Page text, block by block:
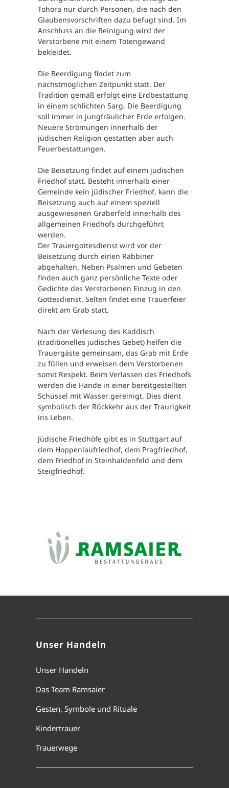
Tohora nur durch Personen, die nach den
Glaubensvorschriften dazu befugt sind. Im
Anschluss an die Reinigung wird der
Verstorbene mit einem Totengewand
bekleidet.
Die Beerdigung findet zum
nächstmöglichen Zeitpunkt statt. Der
Tradition gemäß erfolgt eine Erdbestattung
in einem schlichten Sarg. Die Beerdigung
soll immer in jungfräulicher Erde erfolgen.
Neuere Strömungen innerhalb der
jüdischen Religion gestatten aber auch
Feuerbestattungen.
Die Beisetzung findet auf einem jüdischen
Friedhof statt. Besteht innerhalb einer
Gemeinde kein jüdischer Friedhof, kann die
Beisetzung auch auf einem speziell
ausgewiesenen Gräberfeld innerhalb des
allgemeinen Friedhofs durchgeführt
werden.
Der Trauergottesdienst wird vor der
Beisetzung durch einen Rabbiner
abgehalten. Neben Psalmen und Gebeten
finden auch ganz persönliche Texte oder
Gedichte des Verstorbenen Einzug in den
Gottesdienst. Selten findet eine Trauerfeier
direkt am Grab statt.
Nach der Verlesung des Kaddisch
(traditionelles jüdisches Gebet) helfen die
Trauergäste gemeinsam, das Grab mit Erde
zu füllen und erweisen dem Verstorbenen
somit Respekt. Beim Verlassen des Friedhofs
werden die Hände in einer bereitgestellten
Schüssel mit Wasser gereinigt. Dies dient
symbolisch der Rückkehr aus der Traurigkeit
ins Leben.
Jüdische Friedhöfe gibt es in Stuttgart auf
dem Hoppenlaufriedhof, dem Pragfriedhof,
dem Friedhof in Steinhaldenfeld und dem
Steigfriedhof.
Unser Handeln
Unser Handeln
Das Team Ramsaier
Gesten, Symbole und Rituale
Kindertrauer
Trauerwege